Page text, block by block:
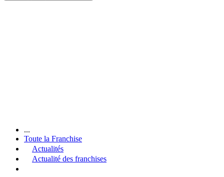
...
Toute la Franchise
Actualités
Actualité des franchises